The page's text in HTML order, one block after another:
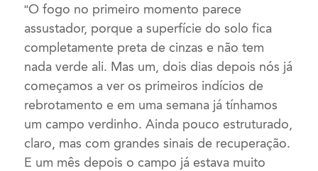
“O fogo no primeiro momento parece
assustador, porque a superfície do solo fica
completamente preta de cinzas e não tem
nada verde ali. Mas um, dois dias depois nós já
começamos a ver os primeiros indícios de
rebrotamento e em uma semana já tínhamos
um campo verdinho. Ainda pouco estruturado,
claro, mas com grandes sinais de recuperação.
E um mês depois o campo já estava muito